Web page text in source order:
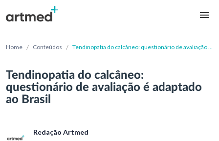
Home / Conteúdos / Tendinopatia do calcâneo: questionário de avaliação é
Tendinopatia do calcâneo:
questionário de avaliação é adaptado
ao Brasil
Redação Artmed